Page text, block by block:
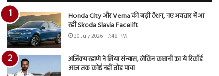
Honda City और Verna की बढ़ी टेंशन, नए अवतार में आ
रही Skoda Slavia Facelift
30 July 2026 - 7:48 PM
अजिंक्य रहाणे ने लिया संन्यास, लेकिन कप्तानी का ये रिकॉर्ड
आज तक कोई नहीं तोड़ पाया